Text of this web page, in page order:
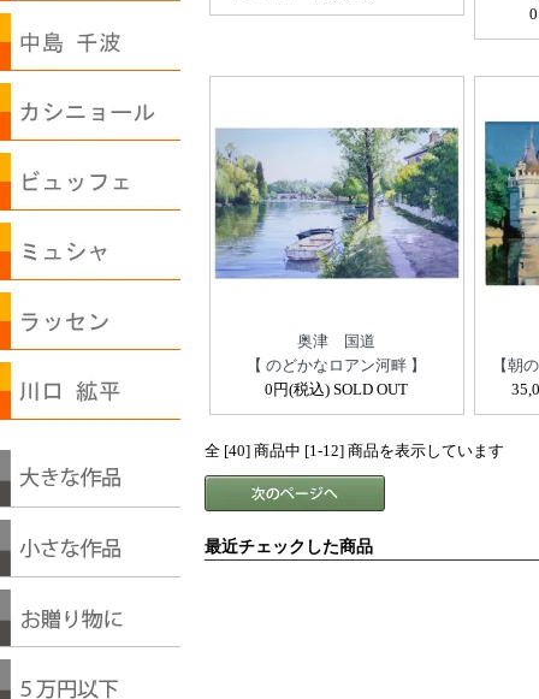
奥津 国道
【 のどかなロアン河畔 】
0円(税込) SOLD OUT
【朝
全 [40] 商品中 [1-12] 商品を表示しています
最近チェックした商品